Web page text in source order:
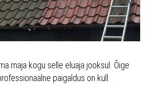
maja kogu selle eluaja jooksul. Õige
paigaldus on küll